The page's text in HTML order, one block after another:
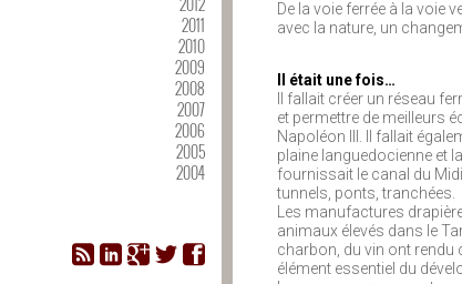
2011
2010
2009
2008
2007
2006
2005
2004
De la voie ferrée à la voie
avec la nature, un
Il était une fois…
Il fallait créer un réseau
et permettre de meilleurs
Napoléon III. Il fallait
plaine languedocienne et
fournissait le canal du
tunnels, ponts, tranchées.
Les manufactures
animaux élevés dans le
charbon, du vin ont rendu
élément essentiel du